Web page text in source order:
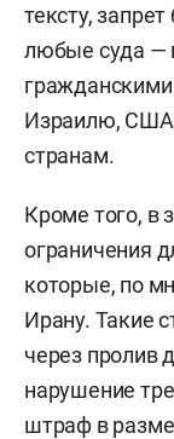
тексту,
любые суда —
Израилю, США
странам.
Кроме того, в
ограничения
которые, по
Ирану. Такие
через пролив
нарушение
штраф в